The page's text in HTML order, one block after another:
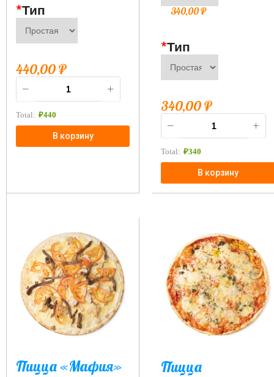
*Тип
440,00₽
Total: ₽440
В корзину
340,00₽
*Тип
340,00₽
Total: ₽340
В корзину
Пицца «Мафия»
Пицца